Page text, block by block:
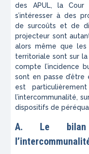
des APUL, la Cour
s’intéresser à des
de surcoûts et de
projecteur sont
alors même que les
territoriale sont sur
compte l’incidence
sont en passe d’être
est
l’intercommunalité,
dispositifs de
A. Le bilan